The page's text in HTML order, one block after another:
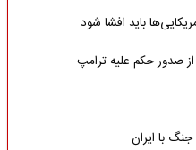
باید افشا شود
صدور حکم علیه ترامپ
با ایران